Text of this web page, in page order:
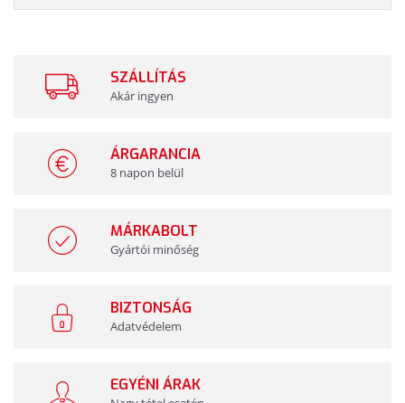
SZÁLLÍTÁS
Akár ingyen
ÁRGARANCIA
8 napon belül
MÁRKABOLT
Gyártói minőség
BIZTONSÁG
Adatvédelem
EGYÉNI ÁRAK